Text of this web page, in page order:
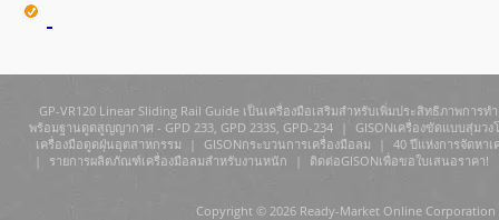
GP-VR120 Linear Sliding Rail Guide เป็นเครื่องมือเสริมสำหรับเพิ่มประสิทธิภาพการท
พร้อมฐานดูดสูญญากาศ - GPD 233, GPD 233S, GPD-234
|
GISONเครื่องขัดแบบสุ่มวง
เครื่องมือดูดฝุ่นอุตสาหกรรม
| GISONกระบวนการเครื่องมือลม | 40 ปีแห่งการจัดหา
|
รายการผลิตภัณฑ์เครื่องมือลมสำหรับงานหนัก | ติดต่อGISONเพื่อขอใบเสนอราคา!
Copyright © 2026 Ready-Market Online